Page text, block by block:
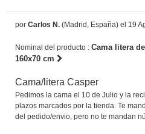
por Carlos N. (Madrid, España) el 19
Nominal del producto : Cama litera
160x70 cm
Cama/litera Casper
Pedimos la cama el 10 de Julio y la
plazos marcados por la tienda. Te
del pedido/envio, pero no te mandan